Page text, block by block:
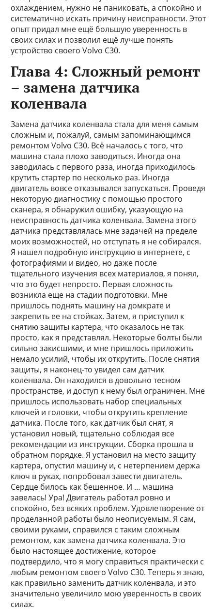
охлаждением, нужно не паниковать, а спокойно и
систематично искать причину неисправности. Этот
опыт придал мне ещё большую уверенность в
своих силах и позволил ещё лучше понять
устройство своего Volvo C30.
Глава 4: Сложный ремонт
– замена датчика
коленвала
Замена датчика коленвала стала для меня самым
сложным и, пожалуй, самым запоминающимся
ремонтом Volvo C30. Всё началось с того, что
машина стала плохо заводиться. Иногда она
заводилась с первого раза, иногда приходилось
крутить стартер по несколько раз. Иногда
двигатель вовсе отказывался запускаться. Проведя
некоторую диагностику с помощью простого
сканера, я обнаружил ошибку, указующую на
неисправность датчика коленвала. Замена этого
датчика представлялась мне задачей на пределе
моих возможностей, но отступать я не собирался.
Я нашел подробную инструкцию в интернете, с
фотографиями и видео, но даже после
тщательного изучения всех материалов, я понял,
что это будет непросто. Первая сложность
возникла еще на стадии подготовки. Мне
пришлось поднять машину на домкрате и
закрепить ее на стойках. Затем, я приступил к
снятию защиты картера, что оказалось не так
просто, как я представлял. Некоторые болты были
сильно закисшими, и мне пришлось приложить
немало усилий, чтобы их открутить. После снятия
защиты, я наконец-то увидел сам датчик
коленвала. Он находился в довольно тесном
пространстве, и доступ к нему был ограничен. Мне
пришлось использовать набор специальных
ключей и головки, чтобы открутить крепление
датчика. После того, как датчик был снят, я
установил новый, тщательно соблюдая все
рекомендации из инструкции. Сборка прошла в
обратном порядке. Я установил на место защиту
картера, опустил машину и, с нетерпением держа
ключ в руках, попробовал завести двигатель.
Сердце билось как бешенное. И … машина
завелась! Ура! Двигатель работал ровно и
спокойно, без всяких проблем. Удовлетворение от
проделанной работы было неописуемым. Я сам,
своими руками, справился с таким сложным
ремонтом, как замена датчика коленвала. Это
было настоящее достижение, которое
подтвердило, что я могу справиться практически с
любым ремонтом своего Volvo C30. Теперь я знаю,
как правильно заменить датчик коленвала, и это
значительно увеличило мою уверенность в своих
силах.